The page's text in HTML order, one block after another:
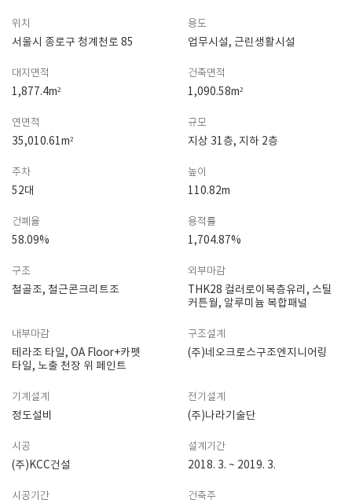
위치
서울시 종로구 청계천로 85
용도
업무시설, 근린생활시설
대지면적
1,877.4m²
건축면적
1,090.58m²
연면적
35,010.61m²
규모
지상 31층, 지하 2층
주차
52대
높이
110.82m
건폐율
58.09%
용적률
1,704.87%
구조
철골조, 철근콘크리트조
외부마감
THK28 컬러로이복층유리, 스틸
커튼월, 알루미늄 복합패널
내부마감
테라조 타일, OA Floor+카펫
타일, 노출 천장 위 페인트
구조설계
(주)네오크로스구조엔지니어링
기계설계
정도설비
전기설계
(주)나라기술단
시공
(주)KCC건설
설계기간
2018. 3. ~ 2019. 3.
시공기간 건축주